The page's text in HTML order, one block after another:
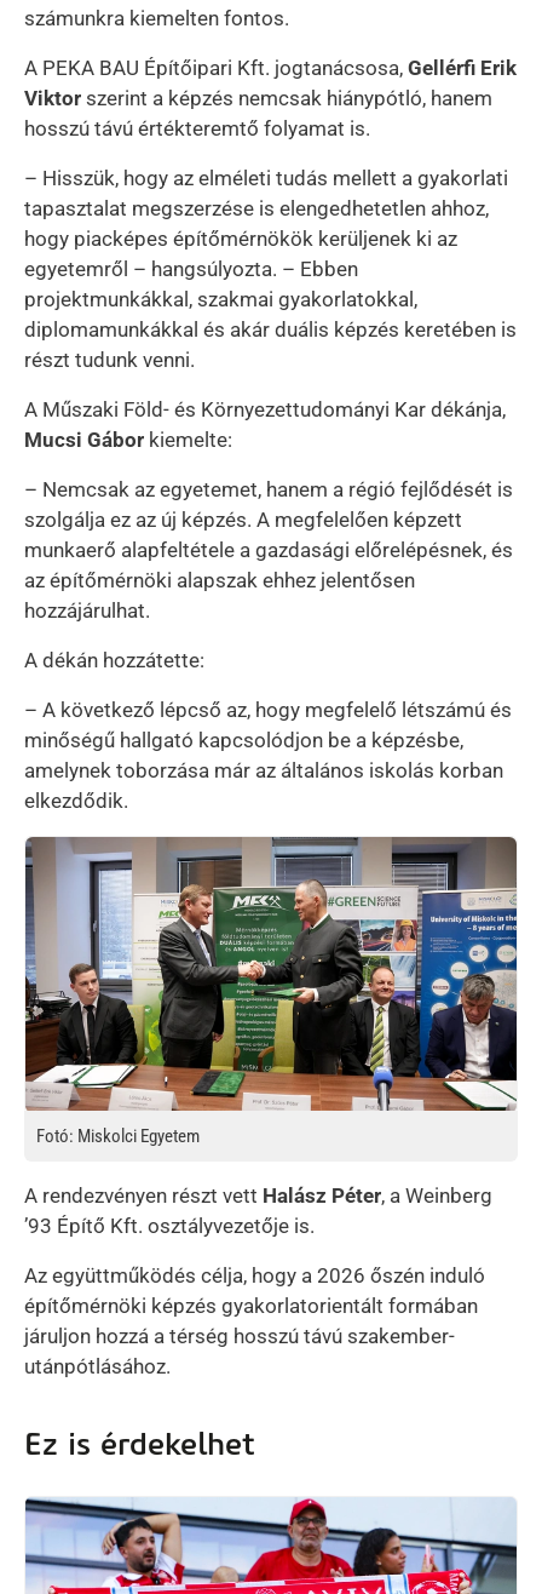
számunkra kiemelten fontos.
A PEKA BAU Építőipari Kft. jogtanácsosa, Gellérfi Erik
Viktor szerint a képzés nemcsak hiánypótló, hanem
hosszú távú értékteremtő folyamat is.
– Hisszük, hogy az elméleti tudás mellett a gyakorlati
tapasztalat megszerzése is elengedhetetlen ahhoz,
hogy piacképes építőmérnökök kerüljenek ki az
egyetemről – hangsúlyozta. – Ebben
projektmunkákkal, szakmai gyakorlatokkal,
diplomamunkákkal és akár duális képzés keretében is
részt tudunk venni.
A Műszaki Föld- és Környezettudományi Kar dékánja,
Mucsi Gábor kiemelte:
– Nemcsak az egyetemet, hanem a régió fejlődését is
szolgálja ez az új képzés. A megfelelően képzett
munkaerő alapfeltétele a gazdasági előrelépésnek, és
az építőmérnöki alapszak ehhez jelentősen
hozzájárulhat.
A dékán hozzátette:
– A következő lépcső az, hogy megfelelő létszámú és
minőségű hallgató kapcsolódjon be a képzésbe,
amelynek toborzása már az általános iskolás korban
elkezdődik.
Kép
Fotó: Miskolci Egyetem
A rendezvényen részt vett Halász Péter, a Weinberg
’93 Építő Kft. osztályvezetője is.
Az együttműködés célja, hogy a 2026 őszén induló
építőmérnöki képzés gyakorlatorientált formában
járuljon hozzá a térség hosszú távú szakember-
utánpótlásához.
Ez is érdekelhet